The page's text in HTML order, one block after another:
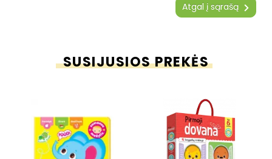
Atgal į sąrašą
SUSIJUSIOS PREKĖS